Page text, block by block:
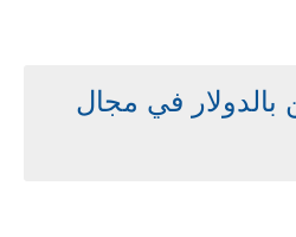
بالدولار في مجال